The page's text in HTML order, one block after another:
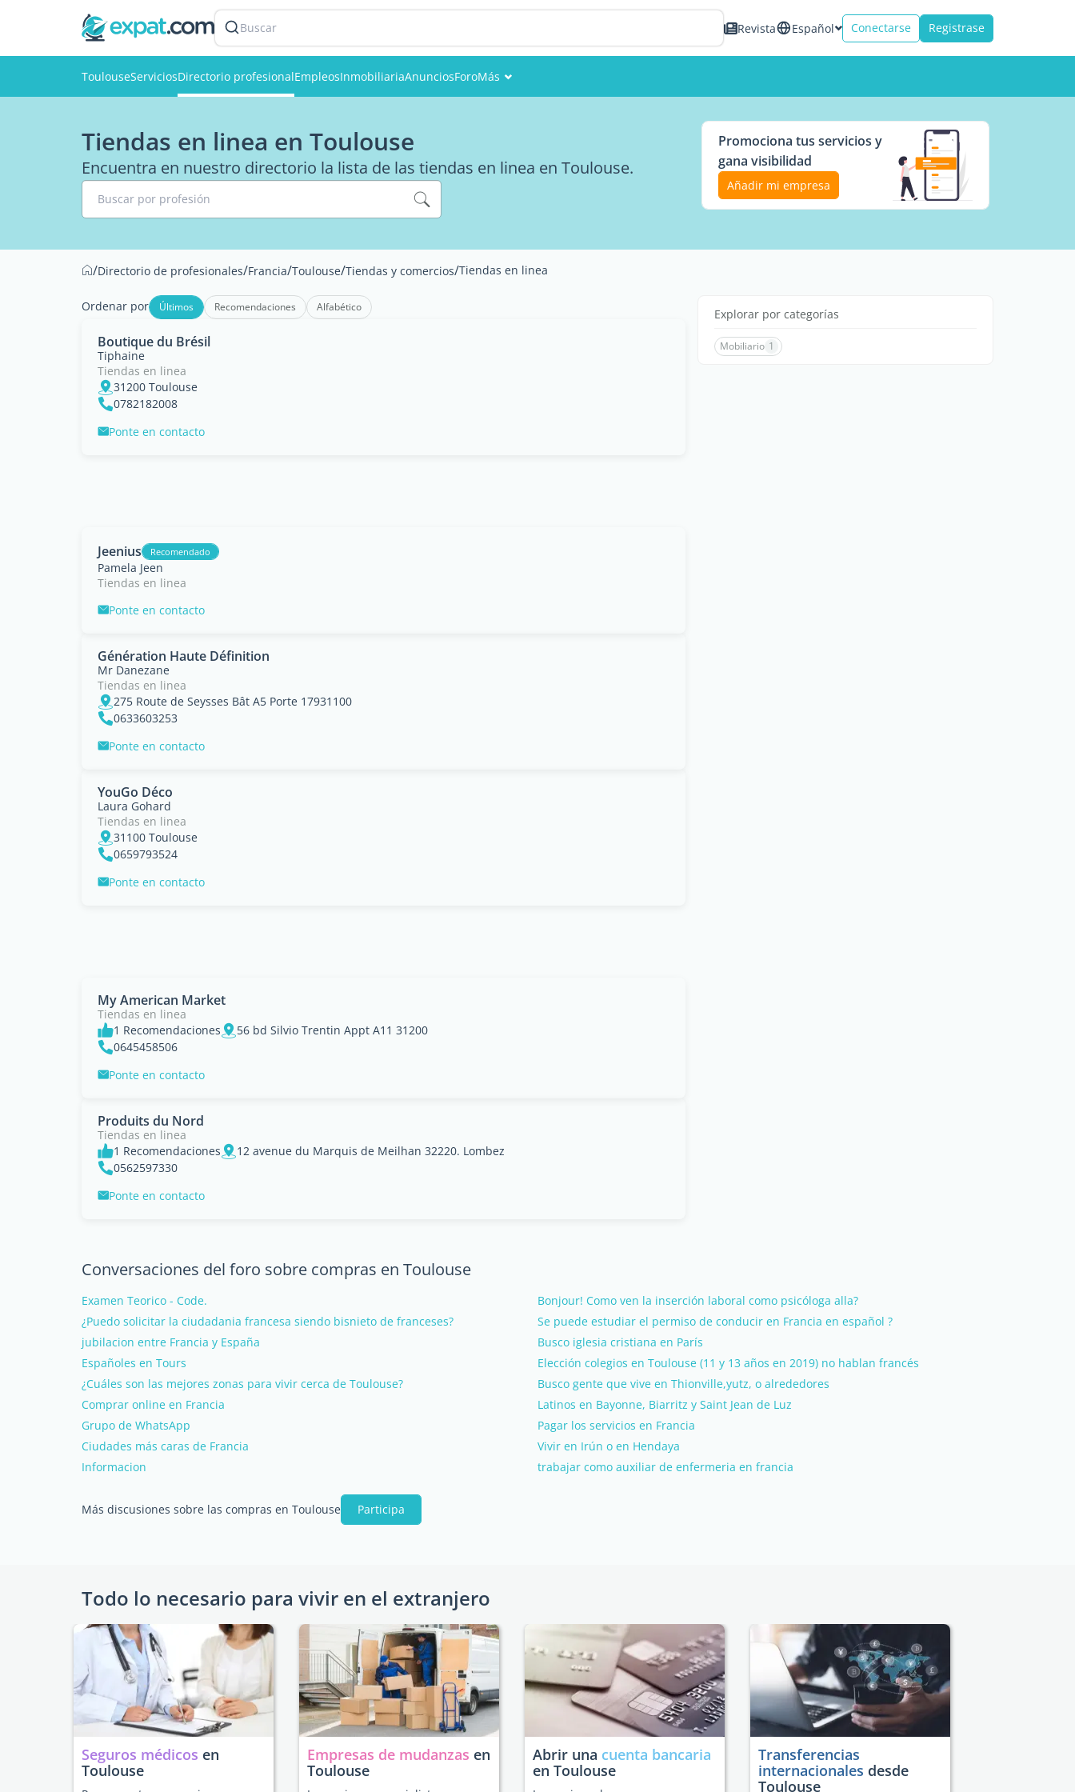
Buscar Revista Español Conectarse Registrase
ToulouseServiciosDirectorio profesionalEmpleosInmobiliariaAnunciosForoMás
Tiendas en linea en Toulouse
Encuentra en nuestro directorio la lista de las tiendas en linea en Toulouse.
Buscar por profesión
Promociona tus servicios y
gana visibilidad
Añadir mi empresa
/Directorio de profesionales/Francia/Toulouse/Tiendas y comercios/Tiendas en linea
Ordenar por Últimos Recomendaciones Alfabético
Boutique du Brésil
Tiphaine
Tiendas en linea
31200 Toulouse
0782182008
Ponte en contacto
Jeenius Recomendado
Pamela Jeen
Tiendas en linea
Ponte en contacto
Génération Haute Définition
Mr Danezane
Tiendas en linea
275 Route de Seysses Bât A5 Porte 17931100
0633603253
Ponte en contacto
YouGo Déco
Laura Gohard
Tiendas en linea
31100 Toulouse
0659793524
Ponte en contacto
My American Market
Tiendas en linea
1 Recomendaciones
56 bd Silvio Trentin Appt A11 31200
0645458506
Ponte en contacto
Produits du Nord
Tiendas en linea
1 Recomendaciones
12 avenue du Marquis de Meilhan 32220. Lombez
0562597330
Ponte en contacto
Explorar por categorías
Mobiliario 1
Conversaciones del foro sobre compras en Toulouse
Examen Teorico - Code.
Bonjour! Como ven la inserción laboral como psicóloga alla?
¿Puedo solicitar la ciudadania francesa siendo bisnieto de franceses?
Se puede estudiar el permiso de conducir en Francia en español ?
jubilacion entre Francia y España
Busco iglesia cristiana en París
Españoles en Tours
Elección colegios en Toulouse (11 y 13 años en 2019) no hablan francés
¿Cuáles son las mejores zonas para vivir cerca de Toulouse?
Busco gente que vive en Thionville,yutz, o alrededores
Comprar online en Francia
Latinos en Bayonne, Biarritz y Saint Jean de Luz
Grupo de WhatsApp
Pagar los servicios en Francia
Ciudades más caras de Francia
Vivir en Irún o en Hendaya
Informacion
trabajar como auxiliar de enfermeria en francia
Más discusiones sobre las compras en Toulouse Participa
Todo lo necesario para vivir en el extranjero
Seguros médicos en
Toulouse
Empresas de mudanzas en
Toulouse
Abrir una cuenta bancaria
en Toulouse
Transferencias
internacionales desde
Toulouse